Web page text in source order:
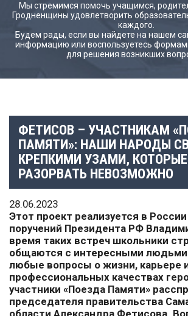
Мы стремимся помочь учащимся,
Гродненщины удовлетворить
каждого.
Будем рады, если вы найдете на нашем
информацию или воспользуетесь
для решения возникших
ФЕТИСОВ – УЧАСТНИКАМ
ПАМЯТИ»: НАШИ НАРОДЫ
КРЕПКИМИ УЗАМИ, КОТОРЫЕ
РАЗОРВАТЬ НЕВОЗМОЖНО
28.06.2023
Этот проект реализуется в
поручений Президента РФ
время таких встреч школьники
общаются с интересными
любые вопросы о жизни, карьере
профессиональных качествах
участники «Поезда Памяти»
председателя правительства
области Александра Фетисова.